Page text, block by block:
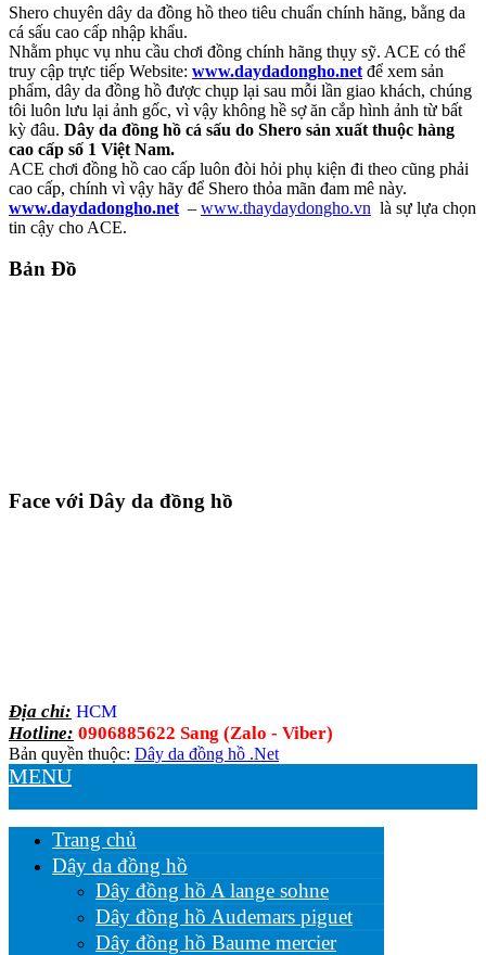
Shero chuyên dây da đồng hồ theo tiêu chuẩn chính hãng, bằng da
cá sấu cao cấp nhập khẩu.
Nhằm phục vụ nhu cầu chơi đồng chính hãng thụy sỹ. ACE có thể
truy cập trực tiếp Website: www.daydadongho.net để xem sản
phẩm, dây da đồng hồ được chụp lại sau mỗi lần giao khách, chúng
tôi luôn lưu lại ảnh gốc, vì vậy không hề sợ ăn cắp hình ảnh từ bất
kỳ đâu. Dây da đồng hồ cá sấu do Shero sản xuất thuộc hàng
cao cấp số 1 Việt Nam.
ACE chơi đồng hồ cao cấp luôn đòi hỏi phụ kiện đi theo cũng phải
cao cấp, chính vì vậy hãy để Shero thỏa mãn đam mê này.
www.daydadongho.net – www.thaydaydongho.vn là sự lựa chọn
tin cậy cho ACE.
Bản Đồ
Face với Dây da đồng hồ
Địa chỉ: HCM
Hotline: 0906885622 Sang (Zalo - Viber)
Bản quyền thuộc: Dây da đồng hồ .Net
MENU
Trang chủ
Dây da đồng hồ
Dây đồng hồ A lange sohne
Dây đồng hồ Audemars piguet
Dây đồng hồ Baume mercier